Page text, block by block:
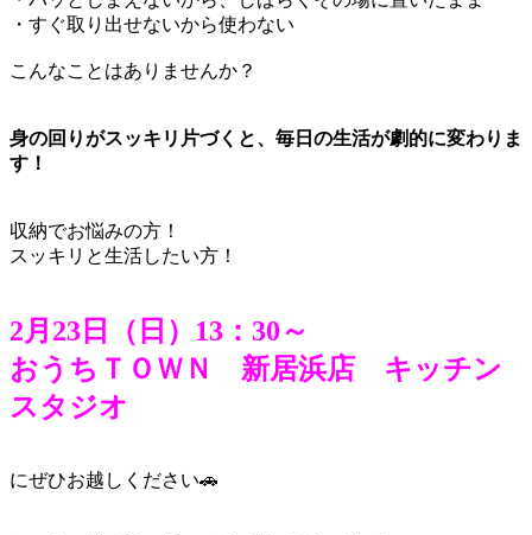
・すぐ取り出せないから使わない
こんなことはありませんか？
身の回りがスッキリ片づくと、毎日の生活が劇的に変わりま
す！
収納でお悩みの方！
スッキリと生活したい方！
2月23日（日）13：30～
おうちＴＯＷＮ 新居浜店 キッチン
スタジオ
にぜひお越しください🚗